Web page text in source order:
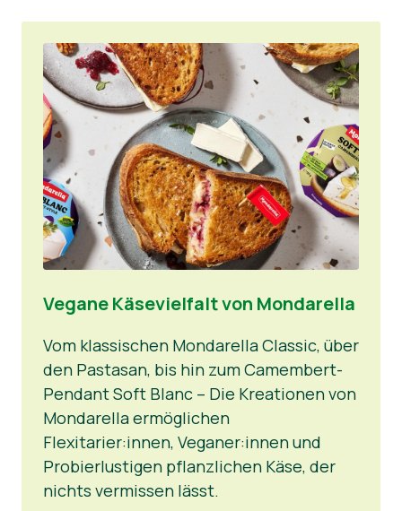
Vegane Käsevielfalt von Mondarella
Vom klassischen Mondarella Classic, über
den Pastasan, bis hin zum Camembert-
Pendant Soft Blanc – Die Kreationen von
Mondarella ermöglichen
Flexitarier:innen, Veganer:innen und
Probierlustigen pflanzlichen Käse, der
nichts vermissen lässt.